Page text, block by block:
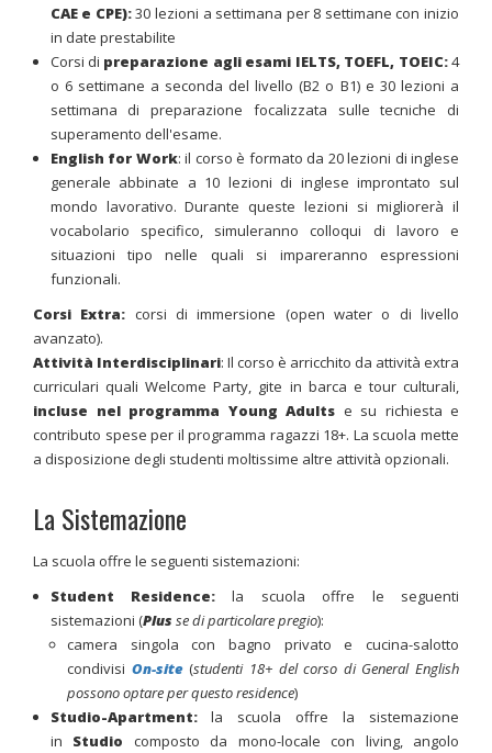
CAE e CPE):30 lezioni a settimana per 8 settimane con inizio
in date prestabilite
Corsi di preparazione agli esami IELTS, TOEFL, TOEIC:4
o 6 settimane a seconda del livello (B2 o B1) e 30 lezioni a
settimana di preparazione focalizzata sulle tecniche di
superamento dell'esame.
English for Work: il corso è formato da 20 lezioni di inglese
generale abbinate a 10 lezioni di inglese improntato sul
mondo lavorativo. Durante queste lezioni si migliorerà il
vocabolario specifico, simuleranno colloqui di lavoro e
situazioni tipo nelle quali si impareranno espressioni
funzionali.
Corsi Extra: corsi di immersione (open water o di livello
avanzato).
Attività Interdisciplinari: Il corso è arricchito da attività extra
curriculari quali Welcome Party, gite in barca e tour culturali,
incluse nel programma Young Adults e su richiesta e
contributo spese per il programma ragazzi 18+. La scuola mette
a disposizione degli studenti moltissime altre attività opzionali.
La Sistemazione
La scuola offre le seguenti sistemazioni:
Student Residence:la scuola offre le seguenti
sistemazioni (Plus se di particolare pregio):
camera singola con bagno privato e cucina-salotto
condivisi On-site (studenti 18+ del corso di General English
possono optare per questo residence)
Studio-Apartment:la scuola offre la sistemazione
in Studio composto da mono-locale con living, angolo